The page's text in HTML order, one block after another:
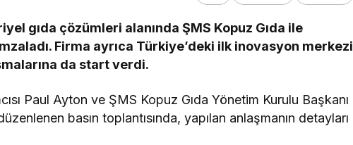
gıda çözümleri alanında ŞMS Kopuz Gıda ile
Firma ayrıca Türkiye’deki ilk inovasyon merkezi
da start verdi.
Paul Ayton ve ŞMS Kopuz Gıda Yönetim Kurulu Başkanı
basın toplantısında, yapılan anlaşmanın detayları